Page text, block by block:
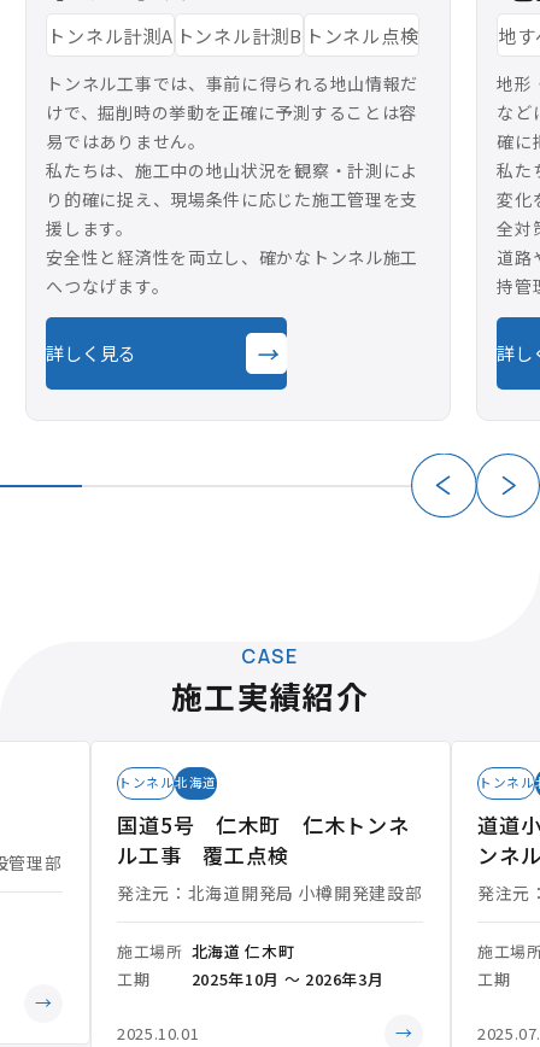
トンネル計測A トンネル計測B トンネル点検
トンネル工事では、事前に得られる地山情報だ
けで、掘削時の挙動を正確に予測することは容
易ではありません。
私たちは、施工中の地山状況を観察・計測によ
り的確に捉え、現場条件に応じた施工管理を支
援します。
安全性と経済性を両立し、確かなトンネル施工
へつなげます。
詳しく見る →
地
地形
など
確に
私た
変化
全対
道路
持管
詳し
CASE
施工実績紹介
管理部
→
トンネル北海道
国道5号 仁木町 仁木トンネ
ル工事 覆工点検
発注元：北海道開発局 小樽開発建設部
施工場所 北海道 仁木町
工期
2025年10月 ～ 2026年3月
2025.10.01 →
トンネル
道道
ンネ
発注元
施工場
工期